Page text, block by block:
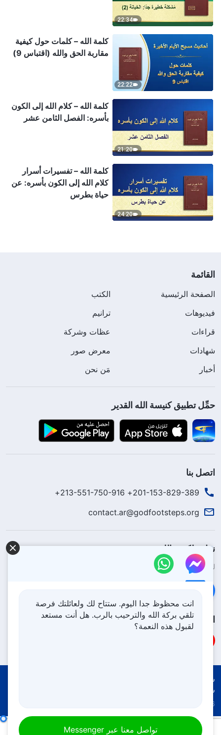
22:34
22:22
كلمة الله – كلمات حول كيفية
مقاربة الحق والله (اقتباس 9)
21:20
كلمة الله – كلام الله إلى الكون
بأسره: الفصل الثامن عشر
24:20
كلمة الله – تفسيرات أسرار
كلام الله إلى الكون بأسره: عن
حياة بطرس
القائمة
الصفحة الرئيسية
الكتب
فيديوهات
ترانيم
قراءات
عظات وشركة
شهادات
معرض صور
أخبار
مَن نحن
حمِّل تطبيق كنيسة الله القدير
اتصل بنا
201-153-829-389+ 213-551-750-916+
contact.ar@godfootsteps.org
نزل ملكوت الله.
لقد نزلت المملكة بالفعل إلى الأرض! هل تريد دخوله؟
اتبعنا
شروط الاستخدام
سياسة ملفات تعريف الارتباط
Copyright © 2026
انت محظوظ جدا اليوم. ستتاح لك ولعائلتك فرصة
تلقي بركة الله والترحيب بالرب. هل أنت مستعد
لقبول هذه النعمة؟
تواصل معنا عبر Messenger
كيفية السعي إلى الحق (18) الجزء الرابع